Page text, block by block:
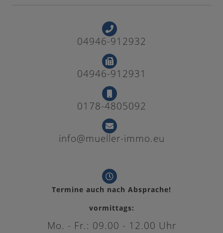
04946-912932
04946-912931
0178-4805092
info@mueller-immo.eu
Termine auch nach Absprache!
vormittags:
Mo. - Fr.: 09.00 - 12.00 Uhr